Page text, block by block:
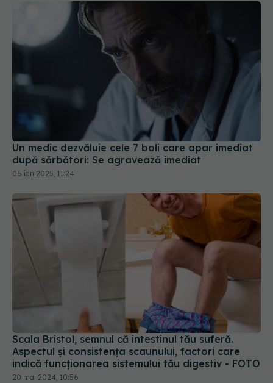
Un medic dezvăluie cele 7 boli care apar imediat
după sărbători: Se agravează imediat
06 ian 2025, 11:24
Scala Bristol, semnul că intestinul tău suferă.
Aspectul și consistența scaunului, factori care
indică funcționarea sistemului tău digestiv - FOTO
20 mai 2024, 10:56